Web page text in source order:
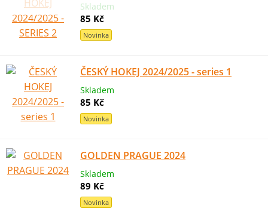
Skladem
85 Kč
Novinka
ČESKÝ HOKEJ 2024/2025 - series 1
Skladem
85 Kč
Novinka
GOLDEN PRAGUE 2024
Skladem
89 Kč
Novinka